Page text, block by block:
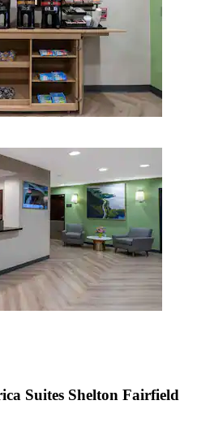
Suites Shelton Fairfield